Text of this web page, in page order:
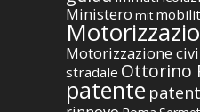
Ministero mit
Motorizzazione
stradale Ottorino
patente